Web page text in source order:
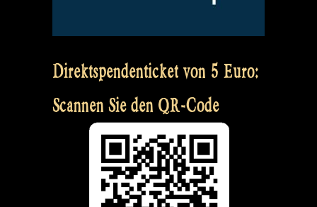
Direktspendenticket von 5 Euro:
Scannen Sie den QR-Code